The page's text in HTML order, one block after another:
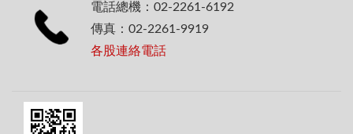
電話總機：02-2261-6192
傳真：02-2261-9919
各股連絡電話